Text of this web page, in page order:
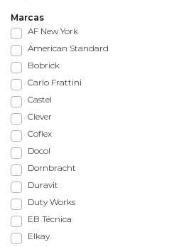
Marcas
AF New York
American Standard
Bobrick
Carlo Frattini
Castel
Clever
Coflex
Docol
Dornbracht
Duravit
Duty Works
EB Técnica
Elkay